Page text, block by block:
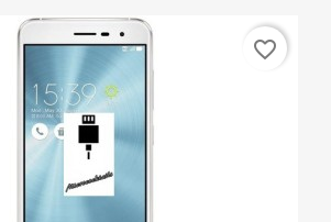
favorite_border